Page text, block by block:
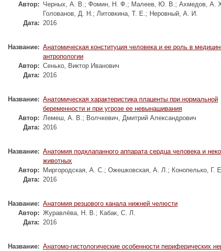
Автор: Черных, А. В.; Фомин, Н. Ф.; Малеев, Ю. В.; Ахмедов, А.
Голованов, Д. Н.; Литовкина, Т. Е.; Неровный, А. И.
Дата: 2016
Название: Анатомическая конституция человека и ее роль в
антропологии
Автор: Сенько, Виктор Иванович
Дата: 2016
Название: Анатомическая характеристика плаценты при нормальной
беременности и при угрозе ее невынашивания
Автор: Лемеш, А. В.; Волчкевич, Дмитрий Александрович
Дата: 2016
Название: Анатомия подклапанного аппарата сердца человека и
животных
Автор:
Миргородская, А. С.; Ожешковская, А. Л.; Конопелько, Г.
Дата: 2016
Название: Анатомия резцового канала нижней челюсти
Автор: Журавлёва, Н. В.; Кабак, С. Л.
Дата: 2016
Название: Анатомо-гистологические особенности периферических